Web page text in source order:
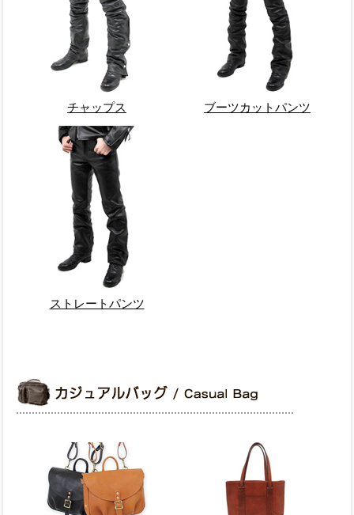
チャップス ブーツカットパンツ
ストレートパンツ